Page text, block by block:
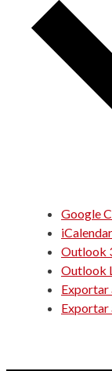
Google
iCalendar
Outlook
Outlook
Exportar
Exportar